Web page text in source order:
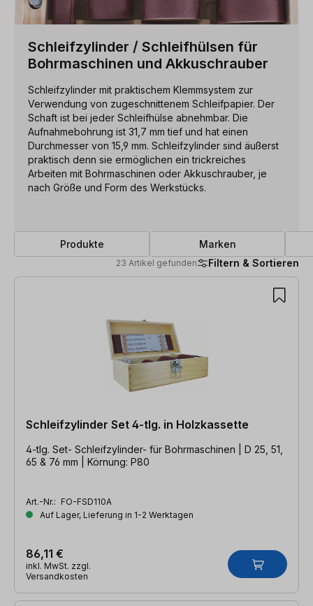
Schleifzylinder / Schleifhülsen für
Bohrmaschinen und Akkuschrauber
Schleifzylinder mit praktischem Klemmsystem zur
Verwendung von zugeschnittenem Schleifpapier. Der
Schaft ist bei jeder Schleifhülse abnehmbar. Die
Aufnahmebohrung ist 31,7 mm tief und hat einen
Durchmesser von 15,9 mm. Schleifzylinder sind äußerst
praktisch denn sie ermöglichen ein trickreiches
Arbeiten mit Bohrmaschinen oder Akkuschrauber, je
nach Größe und Form des Werkstücks.
Produkte Marken
23 Artikel gefunden Filtern & Sortieren
23 Artikel gefunden
Schleifzylinder Set 4-tlg. in Holzkassette
4-tlg. Set- Schleifzylinder- für Bohrmaschinen | D 25, 51,
65 & 76 mm | Körnung: P80
Art.-Nr.: FO-FSD110A
Auf Lager, Lieferung in 1-2 Werktagen
86,11 €
inkl. MwSt. zzgl.
Versandkosten